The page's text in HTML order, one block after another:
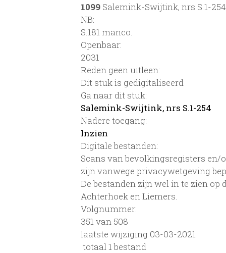
1099 Salemink-Swijtink, nrs S.1-254
NB:
S.181 manco.
Openbaar:
2031
Reden geen uitleen:
Dit stuk is gedigitaliseerd
Ga naar dit stuk:
Salemink-Swijtink, nrs S.1-254
Nadere toegang:
Inzien
Digitale bestanden:
Scans van bevolkingsregisters en/
zijn vanwege privacywetgeving
De bestanden zijn wel in te zien
Achterhoek en Liemers.
Volgnummer:
351 van 508
laatste wijziging 03-03-2021
totaal 1 bestand